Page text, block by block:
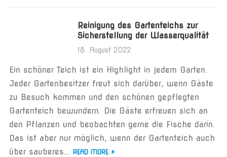
Reinigung des Gartenteichs zur
Sicherstellung der Wasserqualität
18. August 2022
Ein schöner Teich ist ein Highlight in jedem Garten.
Jeder Gartenbesitzer freut sich darüber, wenn Gäste
zu Besuch kommen und den schönen gepflegten
Gartenteich bewundern. Die Gäste erfreuen sich an
den Pflanzen und beobachten gerne die Fische darin.
Das ist aber nur möglich, wenn der Gartenteich auch
über sauberes... READ MORE »